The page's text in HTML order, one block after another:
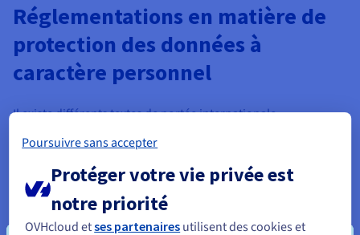
Réglementations en matière de
protection des données à
caractère personnel
Il existe différents textes de portée internationale,
matière de protection des données à caractère personnel. Les
principaux sont les suivants :
Loi n° 78-17 du 6 janvier 1978 relative à
l'informatique, aux fichiers et aux libertés.
Directive 95/46/CE du Parlement européen et du
Poursuivre sans accepter
Protéger votre vie privée est
notre priorité
OVHcloud etses partenaires utilisent des cookies et